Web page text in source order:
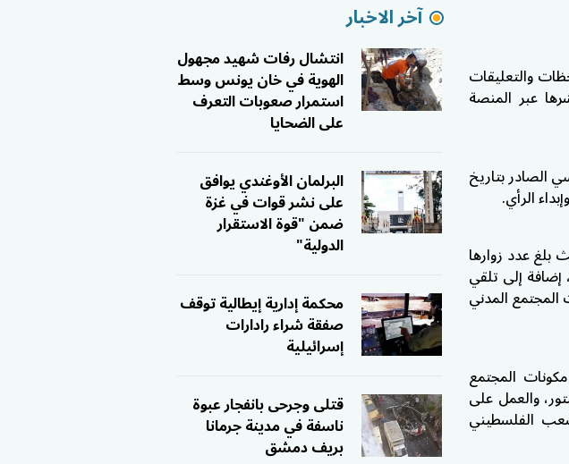
والتعليقات
وذلك بعد مرور 60 يوماً على نشرها عبر المنصة
الصادر بتاريخ
بلغ عدد زوارها
التعليقات على مواد الدستور إلى 700 تعليق، إضافة إلى تلقي
المجتمع المدني
المجتمع
والعمل على
الفلسطيني
آخر الاخبار
انتشال رفات شهيد مجهول
الهوية في خان يونس وسط
استمرار صعوبات التعرف
على الضحايا
البرلمان الأوغندي يوافق
على نشر قوات في غزة
ضمن "قوة الاستقرار
الدولية"
محكمة إدارية إيطالية توقف
صفقة شراء رادارات
إسرائيلية
قتلى وجرحى بانفجار عبوة
ناسفة في مدينة جرمانا
بريف دمشق